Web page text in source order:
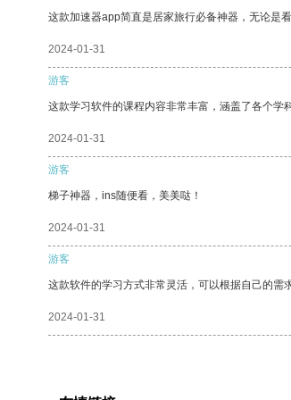
这款加速器app简直是居家旅行必备神器，无论是
2024-01-31
游客
这款学习软件的课程内容非常丰富，涵盖了各个学
2024-01-31
游客
梯子神器，ins随便看，美美哒！
2024-01-31
游客
这款软件的学习方式非常灵活，可以根据自己的需
2024-01-31